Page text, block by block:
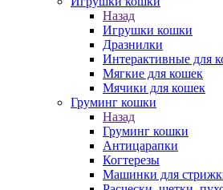
Назад
Игрушки кошки
Дразнилки
Интерактивные для
Мягкие для кошек
Мячики для кошек
Груминг кошки
Назад
Груминг кошки
Антицарапки
Когтерезы
Машинки для